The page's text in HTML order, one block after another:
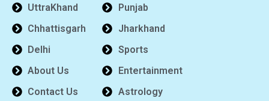
UttraKhand
Chhattisgarh
Delhi
About Us
Contact Us
Punjab
Jharkhand
Sports
Entertainment
Astrology